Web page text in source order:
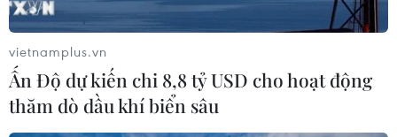
Bộ Y tế : Trên 22% người trưởng
thành thiếu vận động thể lực
31/07/2026 04:10
vietnamplus.vn
Ấn Độ dự kiến chi 8,8 tỷ USD cho hoạt động
thăm dò dầu khí biển sâu